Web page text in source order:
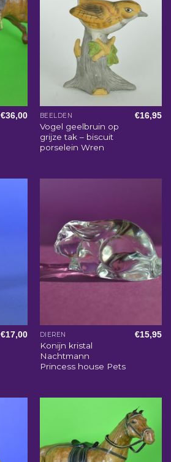
€36,00 BEELDEN
Vogel geelbruin op
grijze tak – biscuit
porselein Wren
€16,95
€17,00 DIEREN
Konijn kristal
Nachtmann
Princess house Pets
€15,95